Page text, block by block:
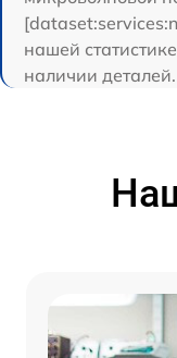
нашей
наличии деталей.